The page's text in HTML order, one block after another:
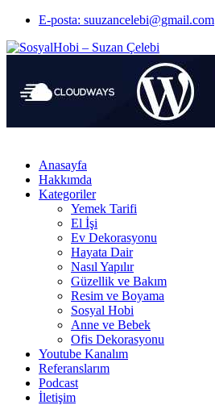
E-posta: suuzancelebi@gmail.com
Anasayfa
Hakkımda
Kategoriler
Yemek Tarifi
El İşi
Ev Dekorasyonu
Hayata Dair
Nasıl Yapılır
Güzellik ve Bakım
Resim ve Boyama
Sosyal Hobi
Anne ve Bebek
Ofis Dekorasyonu
Youtube Kanalım
Referanslarım
Podcast
İletişim